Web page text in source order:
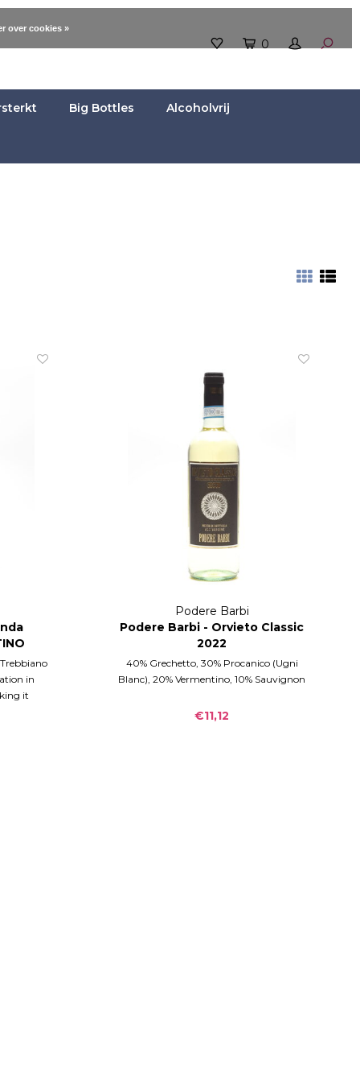
0
Big Bottles Alcoholvrij
in
it
Podere Barbi
Podere Barbi - Orvieto Classic
2022
40% Grechetto, 30% Procanico (Ugni
Blanc), 20% Vermentino, 10% Sauvignon
€11,12
over cookies »